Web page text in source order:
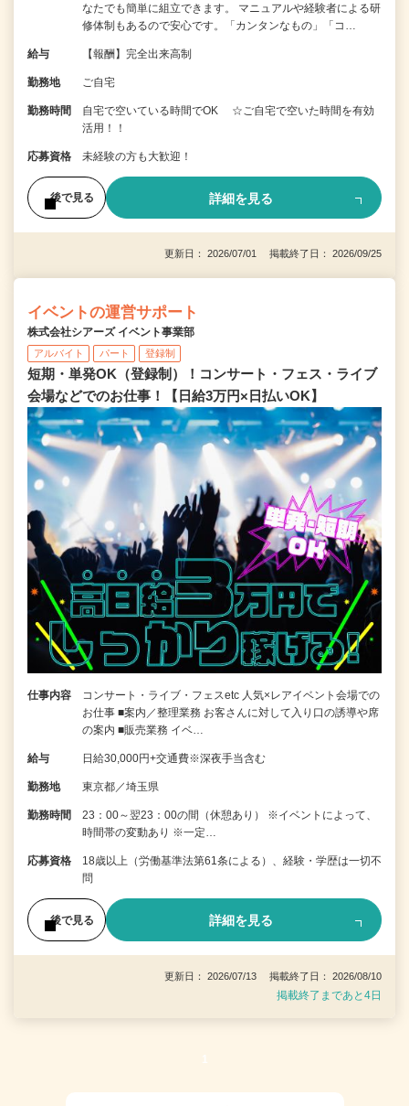
なたでも簡単に組立できます。 マニュアルや経験者による研
修体制もあるので安心です。「カンタンなもの」「コ…
給与 【報酬】完全出来高制
勤務地 ご自宅
勤務時間
自宅で空いている時間でOK ☆ご自宅で空いた時間を有効
活用！！
応募資格 未経験の方も大歓迎！
後で見る 詳細を見る
更新日： 2026/07/01 掲載終了日： 2026/09/25
イベントの運営サポート
株式会社シアーズ イベント事業部
アルバイト パート 登録制
短期・単発OK（登録制）！コンサート・フェス・ライブ
会場などでのお仕事！【日給3万円×日払いOK】
仕事内容
コンサート・ライブ・フェスetc 人気×レアイベント会場での
お仕事 ■案内／整理業務 お客さんに対して入り口の誘導や席
の案内 ■販売業務 イベ…
給与 日給30,000円+交通費※深夜手当含む
勤務地 東京都／埼玉県
勤務時間
23：00～翌23：00の間（休憩あり） ※イベントによって、
時間帯の変動あり ※一定…
応募資格
18歳以上（労働基準法第61条による）、経験・学歴は一切不
問
後で見る 詳細を見る
更新日： 2026/07/13 掲載終了日： 2026/08/10
掲載終了まであと4日
1